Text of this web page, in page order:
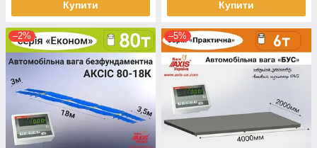
Купити Купити
–2% –5%